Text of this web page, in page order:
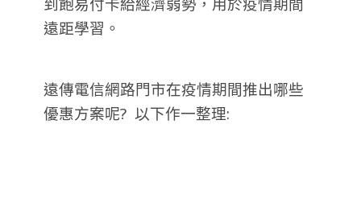
遠距學習。
遠傳電信網路門市在疫情期間推出哪些
優惠方案呢? 以下作一整理: